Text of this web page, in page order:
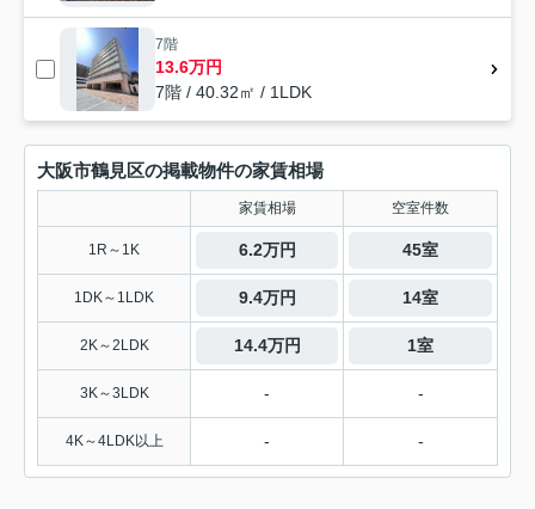
7階
13.6万円
7階 / 40.32㎡ / 1LDK
大阪市鶴見区の掲載物件の家賃相場
家賃相場 空室件数
1R～1K 6.2万円 45室
1DK～1LDK 9.4万円 14室
2K～2LDK 14.4万円 1室
3K～3LDK - -
4K～4LDK以上 - -